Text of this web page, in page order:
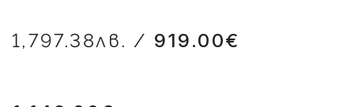
1,797.38лв. / 919.00€